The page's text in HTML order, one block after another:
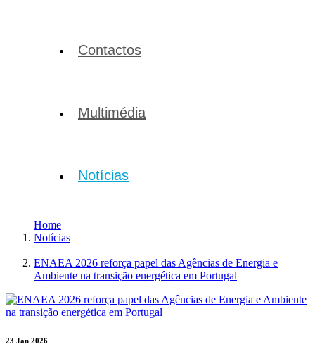
Contactos
Multimédia
Notícias
Home
Notícias
ENAEA 2026 reforça papel das Agências de Energia e
Ambiente na transição energética em Portugal
23 Jan 2026